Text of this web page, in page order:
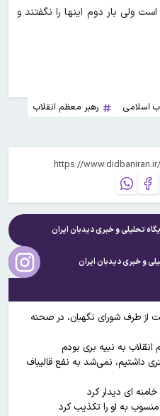
ولی بار دوم‌ اینها را نگفتند و
اسلامی
رهبر معظم انقلاب
تحلیلی و خبریدیدبان ایران
و خبریدیدبان ایران
از طرف شورای نگهبان، در صحنه
انقلاب به نبیه بری بودم
داشتیم، نمی‌شد به نفع قالیباف
ای دیدار کرد
منسوب به او را تکذیب کرد